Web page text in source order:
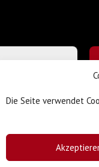
Die Seite verwendet